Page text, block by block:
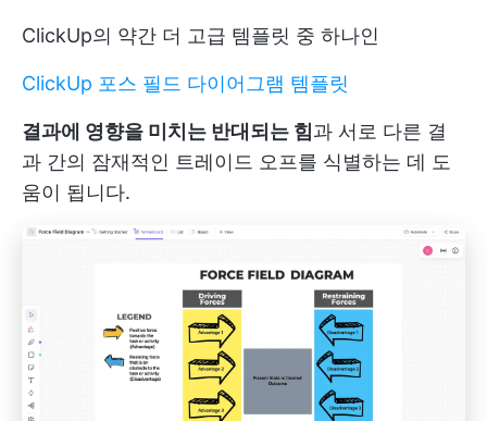
ClickUp의 약간 더 고급 템플릿 중 하나인
ClickUp 포스 필드 다이어그램 템플릿
결과에 영향을 미치는 반대되는 힘과 서로 다른 결
과 간의 잠재적인 트레이드 오프를 식별하는 데 도
움이 됩니다.